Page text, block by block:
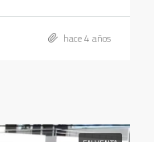
hace 4 años